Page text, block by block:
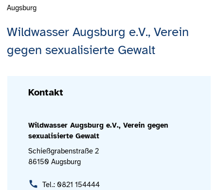
Wildwasser Augsburg e.V., Verein
gegen sexualisierte Gewalt
Augsburg
Kontakt
Wildwasser Augsburg e.V., Verein gegen
sexualisierte Gewalt
Schießgrabenstraße 2
86150 Augsburg
Tel.: 0821 154444